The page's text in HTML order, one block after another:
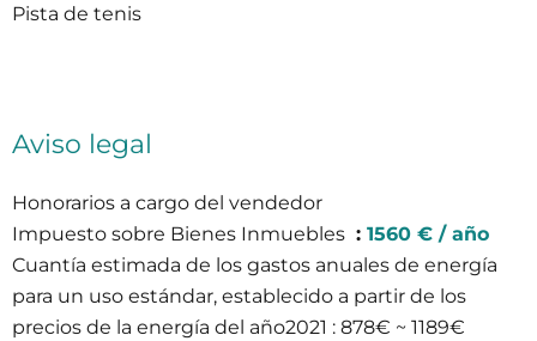
Pista de tenis
Aviso legal
Honorarios a cargo del vendedor
Impuesto sobre Bienes Inmuebles
1560 € / año
Cuantía estimada de los gastos anuales de energía
para un uso estándar, establecido a partir de los
precios de la energía del año2021 : 878€ ~ 1189€